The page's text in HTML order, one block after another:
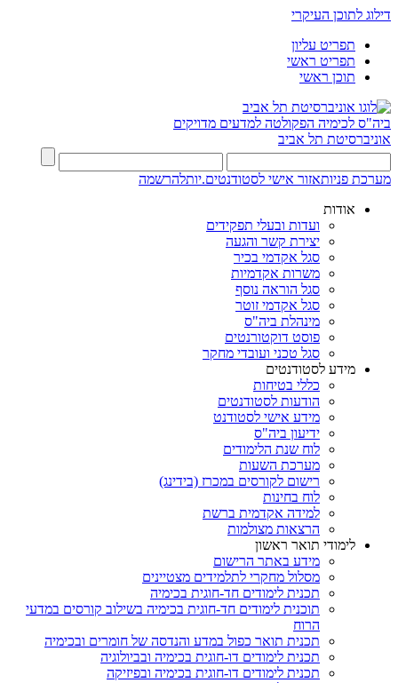
דילוג לתוכן העיקרי
תפריט עליון
תפריט ראשי
תוכן ראשי
ביה"ס לכימיה הפקולטה למדעים מדויקים
אוניברסיטת תל אביב
מערכת פניותאזור אישי לסטודנטים.יותלהרשמה
אודות
ועדות ובעלי תפקידים
יצירת קשר והגעה
סגל אקדמי בכיר
משרות אקדמיות
סגל הוראה נוסף
סגל אקדמי זוטר
מינהלת ביה"ס
פוסט דוקטורנטים
סגל טכני ועובדי מחקר
מידע לסטודנטים
כללי בטיחות
הודעות לסטודנטים
מידע אישי לסטודנט
ידיעון ביה"ס
לוח שנת הלימודים
מערכת השעות
רישום לקורסים במכרז (בידינג)
לוח בחינות
למידה אקדמית ברשת
הרצאות מצולמות
לימודי תואר ראשון
מידע באתר הרישום
מסלול מחקרי לתלמידים מצטיינים
תכנית לימודים חד-חוגית בכימיה
תוכנית לימודים חד-חוגית בכימיה בשילוב קורסים במדעי
הרוח
תכנית תואר כפול במדע והנדסה של חומרים ובכימיה
תכנית לימודים דו-חוגית בכימיה ובביולוגיה
תכנית לימודים דו-חוגית בכימיה ובפיזיקה